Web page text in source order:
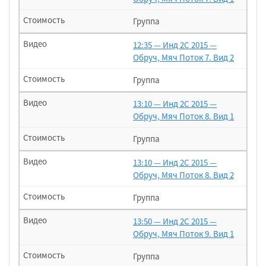
Группа
12:35 — Инд 2С 2015 —
Обруч, Мяч Поток 7. Вид 2
Группа
13:10 — Инд 2С 2015 —
Обруч, Мяч Поток 8. Вид 1
Группа
13:10 — Инд 2С 2015 —
Обруч, Мяч Поток 8. Вид 2
Группа
13:50 — Инд 2С 2015 —
Обруч, Мяч Поток 9. Вид 1
Группа